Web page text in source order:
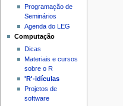
Programação de
Seminários
Agenda do LEG
Computação
Dicas
Materiais e cursos
sobre o R
'R'-idículas
Projetos de
software